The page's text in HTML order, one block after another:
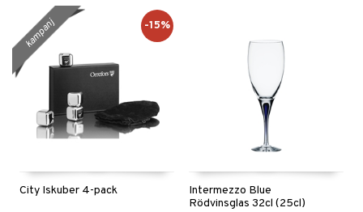
City Iskuber 4-pack
kampanj -15%
Intermezzo Blue
Rödvinsglas 32cl (25cl)